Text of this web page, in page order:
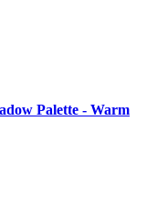
Palette - Warm